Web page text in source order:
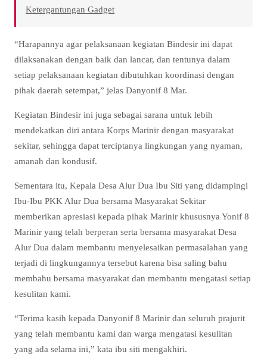
Ketergantungan Gadget
“Harapannya agar pelaksanaan kegiatan Bindesir ini dapat
dilaksanakan dengan baik dan lancar, dan tentunya dalam
setiap pelaksanaan kegiatan dibutuhkan koordinasi dengan
pihak daerah setempat,” jelas Danyonif 8 Mar.
Kegiatan Bindesir ini juga sebagai sarana untuk lebih
mendekatkan diri antara Korps Marinir dengan masyarakat
sekitar, sehingga dapat terciptanya lingkungan yang nyaman,
amanah dan kondusif.
Sementara itu, Kepala Desa Alur Dua Ibu Siti yang didampingi
Ibu-Ibu PKK Alur Dua bersama Masyarakat Sekitar
memberikan apresiasi kepada pihak Marinir khususnya Yonif 8
Marinir yang telah berperan serta bersama masyarakat Desa
Alur Dua dalam membantu menyelesaikan permasalahan yang
terjadi di lingkungannya tersebut karena bisa saling bahu
membahu bersama masyarakat dan membantu mengatasi setiap
kesulitan kami.
“Terima kasih kepada Danyonif 8 Marinir dan seluruh prajurit
yang telah membantu kami dan warga mengatasi kesulitan
yang ada selama ini,” kata ibu siti mengakhiri.